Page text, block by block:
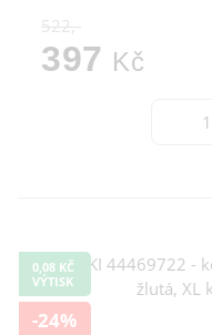
522,-
397 Kč
0,08 KČ
VÝTISK
-24%